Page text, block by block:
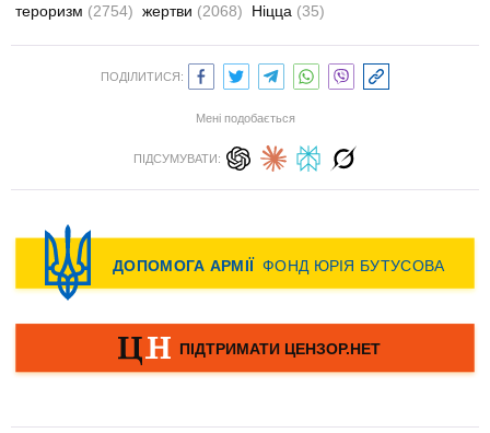
тероризм (2754) жертви (2068) Ніцца (35)
ПОДІЛИТИСЯ:
Мені подобається
ПІДСУМУВАТИ: